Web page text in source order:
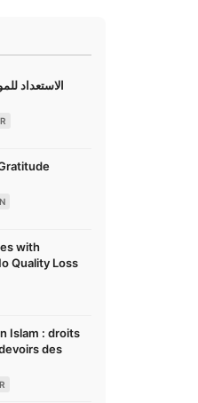
الاستعداد
with
Quality Loss
Islam : droits
des